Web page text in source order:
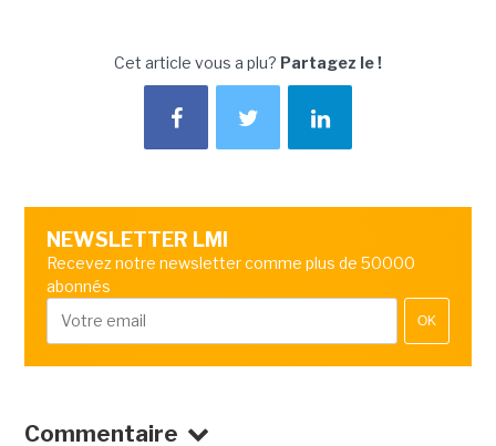
Cet article vous a plu? Partagez le !
NEWSLETTER LMI
Recevez notre newsletter comme plus de 50000
abonnés
OK
Commentaire